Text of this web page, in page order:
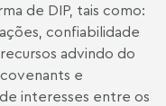
de DIP, tais como:
confiabilidade
advindo do
e
interesses entre os